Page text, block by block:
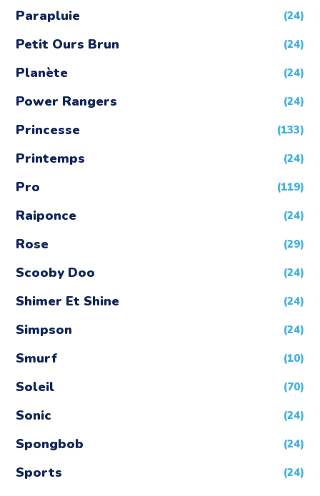
Parapluie (24)
Petit Ours Brun (24)
Planète (24)
Power Rangers (24)
Princesse (133)
Printemps (24)
Pro (119)
Raiponce (24)
Rose (29)
Scooby Doo (24)
Shimer Et Shine (24)
Simpson (24)
Smurf (10)
Soleil (70)
Sonic (24)
Spongbob (24)
Sports (24)